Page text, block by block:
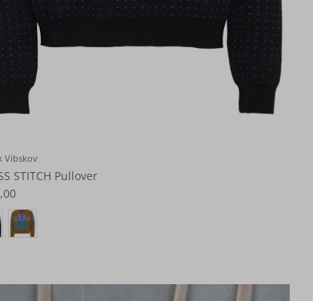
Vibskov
STITCH Pullover